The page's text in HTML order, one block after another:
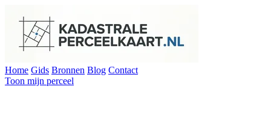
Home Gids Bronnen Blog Contact
Toon mijn perceel